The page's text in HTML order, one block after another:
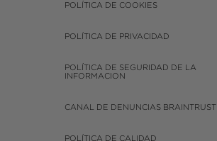
POLÍTICA DE COOKIES
POLÍTICA DE PRIVACIDAD
POLÍTICA DE SEGURIDAD DE LA
INFORMACION
CANAL DE DENUNCIAS BRAINTRUST
POLÍTICA DE CALIDAD